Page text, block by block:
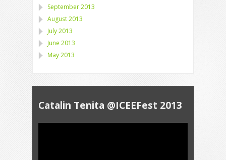
September 2013
August 2013
July 2013
June 2013
May 2013
Catalin Tenita @ICEEFest 2013